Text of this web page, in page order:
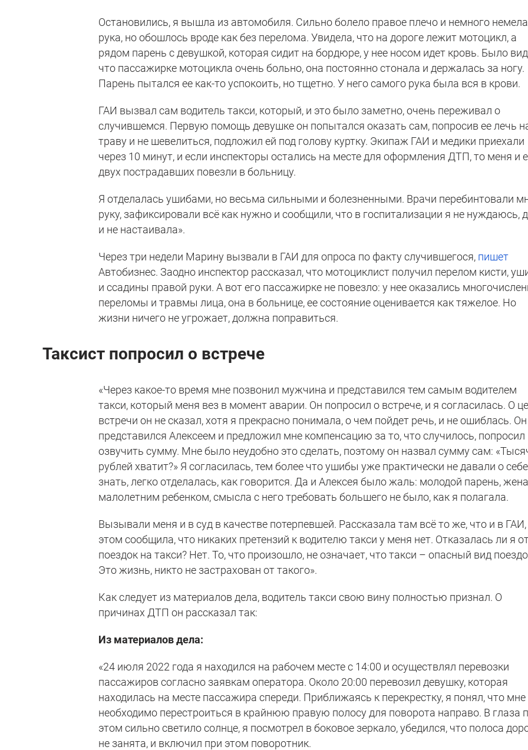
Остановились, я вышла из автомобиля. Сильно болело правое плечо и немного немела
рука, но обошлось вроде как без перелома. Увидела, что на дороге лежит мотоцикл, а
рядом парень с девушкой, которая сидит на бордюре, у нее носом идет кровь. Было
что пассажирке мотоцикла очень больно, она постоянно стонала и держалась за ногу.
Парень пытался ее как-то успокоить, но тщетно. У него самого рука была вся в крови.
ГАИ вызвал сам водитель такси, который, и это было заметно, очень переживал о
случившемся. Первую помощь девушке он попытался оказать сам, попросив ее лечь
траву и не шевелиться, подложил ей под голову куртку. Экипаж ГАИ и медики приехали
через 10 минут, и если инспекторы остались на месте для оформления ДТП, то меня и
двух пострадавших повезли в больницу.
Я отделалась ушибами, но весьма сильными и болезненными. Врачи перебинтовали
руку, зафиксировали всё как нужно и сообщили, что в госпитализации я не нуждаюсь,
и не настаивала».
Через три недели Марину вызвали в ГАИ для опроса по факту случившегося, пишет
Автобизнес. Заодно инспектор рассказал, что мотоциклист получил перелом кисти,
и ссадины правой руки. А вот его пассажирке не повезло: у нее оказались
переломы и травмы лица, она в больнице, ее состояние оценивается как тяжелое. Но
жизни ничего не угрожает, должна поправиться.
Таксист попросил о встрече
«Через какое-то время мне позвонил мужчина и представился тем самым водителем
такси, который меня вез в момент аварии. Он попросил о встрече, и я согласилась. О
встречи он не сказал, хотя я прекрасно понимала, о чем пойдет речь, и не ошиблась. Он
представился Алексеем и предложил мне компенсацию за то, что случилось, попросил
озвучить сумму. Мне было неудобно это сделать, поэтому он назвал сумму сам:
рублей хватит?» Я согласилась, тем более что ушибы уже практически не давали о себе
знать, легко отделалась, как говорится. Да и Алексея было жаль: молодой парень,
малолетним ребенком, смысла с него требовать большего не было, как я полагала.
Вызывали меня и в суд в качестве потерпевшей. Рассказала там всё то же, что и в
этом сообщила, что никаких претензий к водителю такси у меня нет. Отказалась ли я
поездок на такси? Нет. То, что произошло, не означает, что такси – опасный вид
Это жизнь, никто не застрахован от такого».
Как следует из материалов дела, водитель такси свою вину полностью признал. О
причинах ДТП он рассказал так:
Из материалов дела:
«24 июля 2022 года я находился на рабочем месте с 14:00 и осуществлял перевозки
пассажиров согласно заявкам оператора. Около 20:00 перевозил девушку, которая
находилась на месте пассажира спереди. Приближаясь к перекрестку, я понял, что мне
необходимо перестроиться в крайнюю правую полосу для поворота направо. В глаза
этом сильно светило солнце, я посмотрел в боковое зеркало, убедился, что полоса
не занята, и включил при этом поворотник.